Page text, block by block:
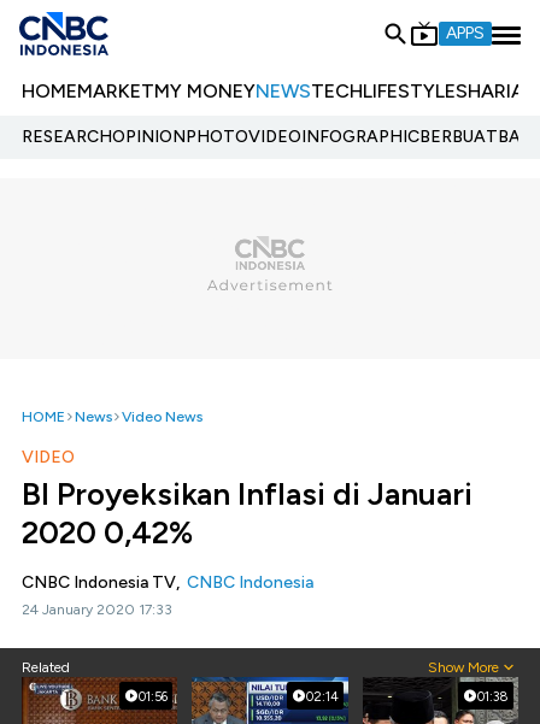
APPS
HOMEMARKETMY MONEYNEWSTECHLIFESTYLESHARIA
RESEARCHOPINIONPHOTOVIDEOINFOGRAPHIC
HOME News Video News
VIDEO
BI Proyeksikan Inflasi di Januari
2020 0,42%
CNBC Indonesia TV, CNBC Indonesia
24 January 2020 17:33
Related Show More
01:56 02:14 01:38